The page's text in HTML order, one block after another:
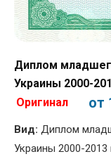
Диплом
Украины 2000-
Оригинал
от
Вид: Диплом
Украины 2000-2013